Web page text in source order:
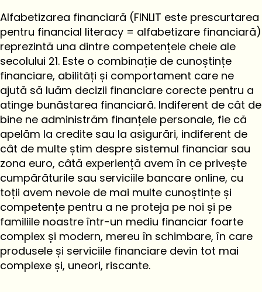
Alfabetizarea financiară (FINLIT este prescurtarea
pentru financial literacy = alfabetizare financiară)
reprezintă una dintre competențele cheie ale
secolului 21. Este o combinație de cunoștințe
financiare, abilități și comportament care ne
ajută să luăm decizii financiare corecte pentru a
atinge bunăstarea financiară. Indiferent de cât de
bine ne administrăm finanțele personale, fie că
apelăm la credite sau la asigurări, indiferent de
cât de multe știm despre sistemul financiar sau
zona euro, câtă experiență avem în ce privește
cumpărăturile sau serviciile bancare online, cu
toții avem nevoie de mai multe cunoștințe și
competențe pentru a ne proteja pe noi și pe
familiile noastre într-un mediu financiar foarte
complex și modern, mereu în schimbare, în care
produsele și serviciile financiare devin tot mai
complexe și, uneori, riscante.